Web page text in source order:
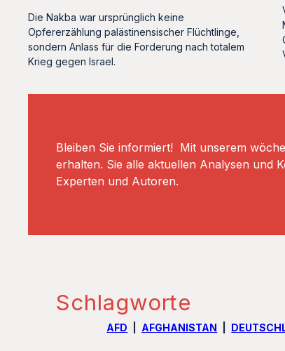
Die Nakba war ursprünglich keine
Opfererzählung palästinensischer Flüchtlinge,
sondern Anlass für die Forderung nach totalem
Krieg gegen Israel.
Bleiben Sie informiert! Mit unserem
erhalten. Sie alle aktuellen Analysen und
Experten und Autoren.
Schlagworte
AFD AFGHANISTAN